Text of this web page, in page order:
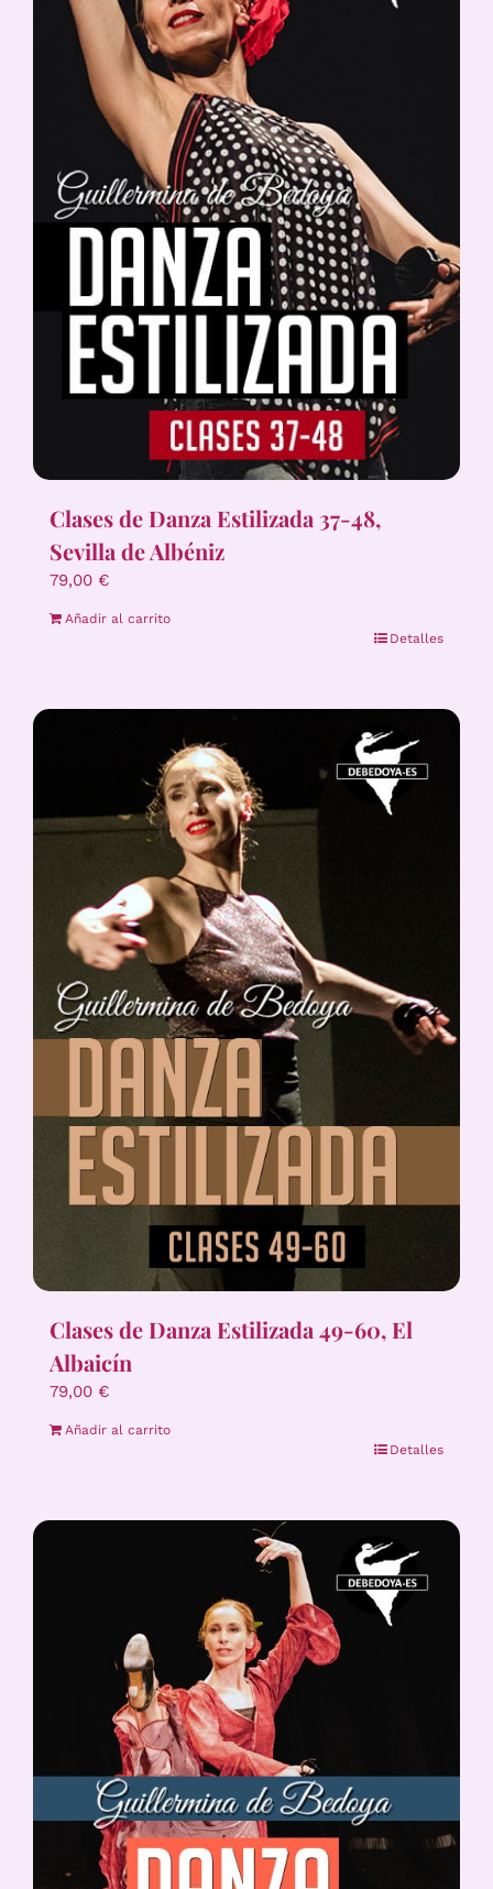
Clases de Danza Estilizada 37-48,
Sevilla de Albéniz
79,00 €
Añadir al carrito
Detalles
Clases de Danza Estilizada 49-60, El
Albaicín
79,00 €
Añadir al carrito
Detalles